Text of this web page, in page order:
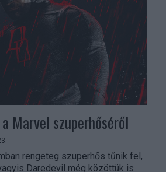
Marvel szuperhőséről
rengeteg szuperhős tűnik fel,
Daredevil még közöttük is